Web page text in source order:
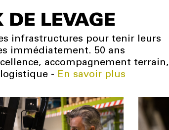
DE LEVAGE
infrastructures pour tenir leurs
immédiatement. 50 ans
accompagnement terrain,
- En savoir plus